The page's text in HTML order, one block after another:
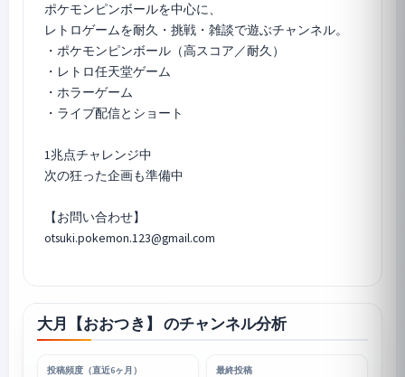
ポケモンピンボールを中心に、
レトロゲームを耐久・挑戦・雑談で遊ぶチャンネル。
・ポケモンピンボール（高スコア／耐久）
・レトロ任天堂ゲーム
・ホラーゲーム
・ライブ配信とショート
1兆点チャレンジ中
次の狂った企画も準備中
【お問い合わせ】
otsuki.pokemon.123@gmail.com
大月【おおつき】 のチャンネル分析
投稿頻度（直近6ヶ月） 最終投稿